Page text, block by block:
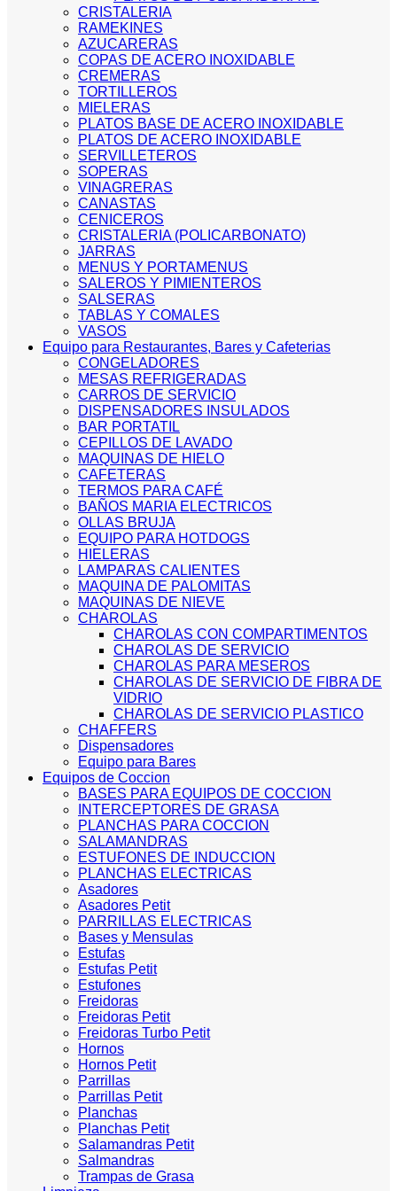
CRISTALERIA
RAMEKINES
AZUCARERAS
COPAS DE ACERO INOXIDABLE
CREMERAS
TORTILLEROS
MIELERAS
PLATOS BASE DE ACERO INOXIDABLE
PLATOS DE ACERO INOXIDABLE
SERVILLETEROS
SOPERAS
VINAGRERAS
CANASTAS
CENICEROS
CRISTALERIA (POLICARBONATO)
JARRAS
MENUS Y PORTAMENUS
SALEROS Y PIMIENTEROS
SALSERAS
TABLAS Y COMALES
VASOS
Equipo para Restaurantes, Bares y Cafeterias
CONGELADORES
MESAS REFRIGERADAS
CARROS DE SERVICIO
DISPENSADORES INSULADOS
BAR PORTATIL
CEPILLOS DE LAVADO
MAQUINAS DE HIELO
CAFETERAS
TERMOS PARA CAFÉ
BAÑOS MARIA ELECTRICOS
OLLAS BRUJA
EQUIPO PARA HOTDOGS
HIELERAS
LAMPARAS CALIENTES
MAQUINA DE PALOMITAS
MAQUINAS DE NIEVE
CHAROLAS
CHAROLAS CON COMPARTIMENTOS
CHAROLAS DE SERVICIO
CHAROLAS PARA MESEROS
CHAROLAS DE SERVICIO DE FIBRA DE
VIDRIO
CHAROLAS DE SERVICIO PLASTICO
CHAFFERS
Dispensadores
Equipo para Bares
Equipos de Coccion
BASES PARA EQUIPOS DE COCCION
INTERCEPTORES DE GRASA
PLANCHAS PARA COCCION
SALAMANDRAS
ESTUFONES DE INDUCCION
PLANCHAS ELECTRICAS
Asadores
Asadores Petit
PARRILLAS ELECTRICAS
Bases y Mensulas
Estufas
Estufas Petit
Estufones
Freidoras
Freidoras Petit
Freidoras Turbo Petit
Hornos
Hornos Petit
Parrillas
Parrillas Petit
Planchas
Planchas Petit
Salamandras Petit
Salmandras
Trampas de Grasa